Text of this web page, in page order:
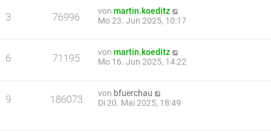
3 76996 vonmartin.koeditz
Mo 23. Jun 2025, 10:17
6 71195 vonmartin.koeditz
Mo 16. Jun 2025, 14:22
9 186073 von bfuerchau
Di 20. Mai 2025, 18:49